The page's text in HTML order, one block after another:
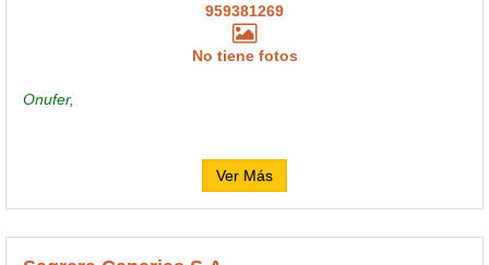
959381269
No tiene fotos
Onufer,
Ver Más